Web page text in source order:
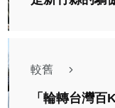
較舊
「輪轉台灣